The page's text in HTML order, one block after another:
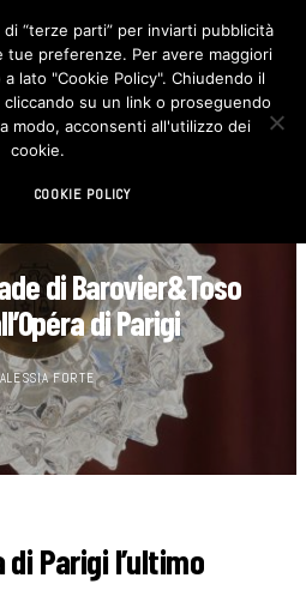
F
c
e
b
o
I
n
s
t
di Barovier&Toso
di Parigi
ALESSIA FORTE
di Parigi l’ultimo
“terze parti” per inviarti pubblicità
tue preferenze. Per avere maggiori
lato "Cookie Policy". Chiudendo il
su un link o proseguendo
modo, acconsenti all'utilizzo dei
cookie.
COOKIE POLICY